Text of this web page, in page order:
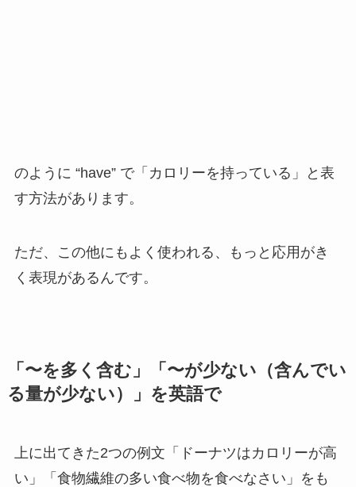
のように “have” で「カロリーを持っている」と表
す方法があります。
ただ、この他にもよく使われる、もっと応用がき
く表現があるんです。
「〜を多く含む」「〜が少ない（含んでい
る量が少ない）」を英語で
上に出てきた2つの例文「ドーナツはカロリーが高
い」「食物繊維の多い食べ物を食べなさい」をも